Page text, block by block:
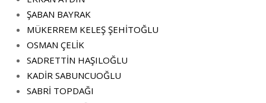
ŞABAN BAYRAK
MÜKERREM KELEŞ ŞEHİTOĞLU
OSMAN ÇELİK
SADRETTİN HAŞILOĞLU
KADİR SABUNCUOĞLU
SABRİ TOPDAĞI